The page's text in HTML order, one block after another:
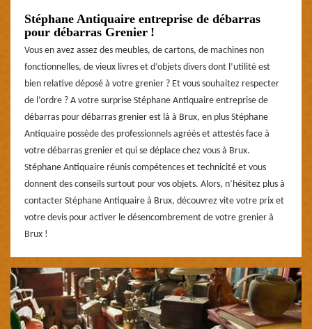
Stéphane Antiquaire entreprise de débarras
pour débarras Grenier !
Vous en avez assez des meubles, de cartons, de machines non
fonctionnelles, de vieux livres et d’objets divers dont l’utilité est
bien relative déposé à votre grenier ? Et vous souhaitez respecter
de l’ordre ? A votre surprise Stéphane Antiquaire entreprise de
débarras pour débarras grenier est là à Brux, en plus Stéphane
Antiquaire possède des professionnels agréés et attestés face à
votre débarras grenier et qui se déplace chez vous à Brux.
Stéphane Antiquaire réunis compétences et technicité et vous
donnent des conseils surtout pour vos objets. Alors, n’hésitez plus à
contacter Stéphane Antiquaire à Brux, découvrez vite votre prix et
votre devis pour activer le désencombrement de votre grenier à
Brux !